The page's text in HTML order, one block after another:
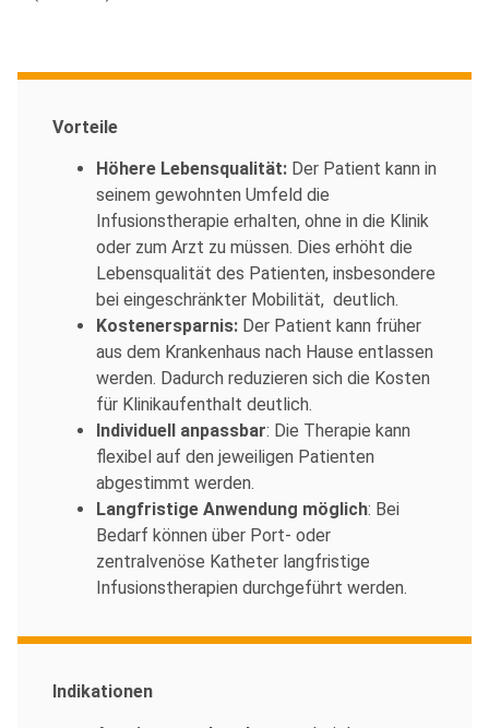
Vorteile
Höhere Lebensqualität: Der Patient kann in
seinem gewohnten Umfeld die
Infusionstherapie erhalten, ohne in die Klinik
oder zum Arzt zu müssen. Dies erhöht die
Lebensqualität des Patienten, insbesondere
bei eingeschränkter Mobilität, deutlich.
Kostenersparnis: Der Patient kann früher
aus dem Krankenhaus nach Hause entlassen
werden. Dadurch reduzieren sich die Kosten
für Klinikaufenthalt deutlich.
Individuell anpassbar: Die Therapie kann
flexibel auf den jeweiligen Patienten
abgestimmt werden.
Langfristige Anwendung möglich: Bei
Bedarf können über Port- oder
zentralvenöse Katheter langfristige
Infusionstherapien durchgeführt werden.
Indikationen